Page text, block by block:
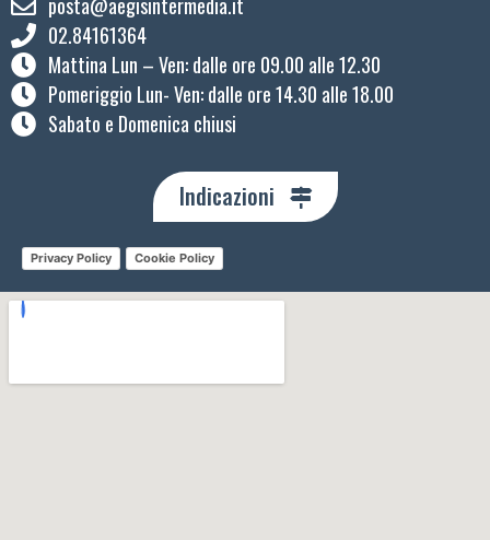
02.84161364
Mattina Lun – Ven: ​dalle ore 09.00 alle 12.30
Pomeriggio Lun- Ven: dalle ore 14.30 alle 18.00
Sabato e Domenica chiusi
Indicazioni
Privacy Policy Cookie Policy